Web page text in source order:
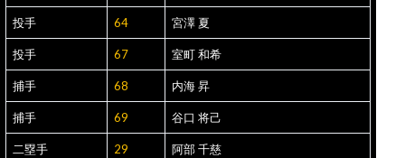
投手 64 宮澤 夏
投手 67 室町 和希
捕手 68 内海 昇
捕手 69 谷口 将己
二塁手 29 阿部 千慈